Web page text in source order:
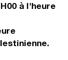
à l'heure